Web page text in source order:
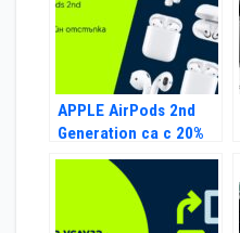
APPLE AirPods 2nd
Generation са с 20%
намаление от Yettel
за 48 часа